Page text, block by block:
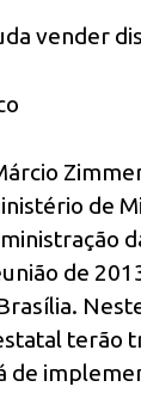
vender
de
de
terão
de